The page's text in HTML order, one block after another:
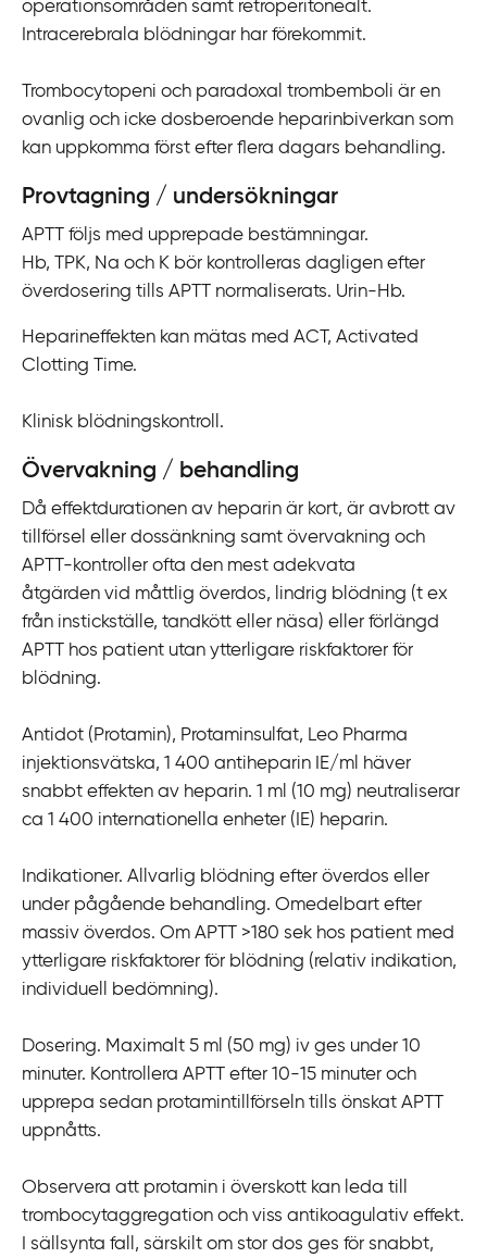
operationsområden samt retroperitonealt.
Intracerebrala blödningar har förekommit.
Trombocytopeni och paradoxal trombemboli är en
ovanlig och icke dosberoende heparinbiverkan som
kan uppkomma först efter flera dagars behandling.
Provtagning / undersökningar
APTT följs med upprepade bestämningar.
Hb, TPK, Na och K bör kontrolleras dagligen efter
överdosering tills APTT normaliserats. Urin-Hb.
Heparineffekten kan mätas med ACT, Activated
Clotting Time.
Klinisk blödningskontroll.
Övervakning / behandling
Då effektdurationen av heparin är kort, är avbrott av
tillförsel eller dossänkning samt övervakning och
APTT-kontroller ofta den mest adekvata
åtgärden vid måttlig överdos, lindrig blödning (t ex
från instickställe, tandkött eller näsa) eller förlängd
APTT hos patient utan ytterligare riskfaktorer för
blödning.
Antidot (Protamin), Protaminsulfat, Leo Pharma
injektionsvätska, 1 400 antiheparin IE/ml häver
snabbt effekten av heparin. 1 ml (10 mg) neutraliserar
ca 1 400 internationella enheter (IE) heparin.
Indikationer. Allvarlig blödning efter överdos eller
under pågående behandling. Omedelbart efter
massiv överdos. Om APTT >180 sek hos patient med
ytterligare riskfaktorer för blödning (relativ indikation,
individuell bedömning).
Dosering. Maximalt 5 ml (50 mg) iv ges under 10
minuter. Kontrollera APTT efter 10-15 minuter och
upprepa sedan protamintillförseln tills önskat APTT
uppnåtts.
Observera att protamin i överskott kan leda till
trombocytaggregation och viss antikoagulativ effekt.
I sällsynta fall, särskilt om stor dos ges för snabbt,